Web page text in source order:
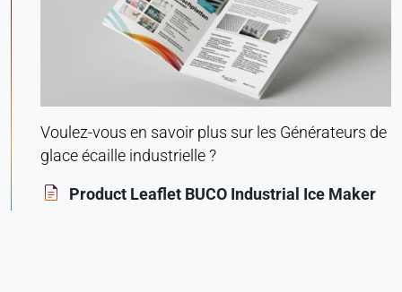
Voulez-vous en savoir plus sur les Générateurs de
glace écaille industrielle ?
Product Leaflet BUCO Industrial Ice Maker
Utilisées pour comprendre comment le site web
est utilisé et pour améliorer les performances et la
convivialité. Les données sont traitées de manière
Matomo
Provider: